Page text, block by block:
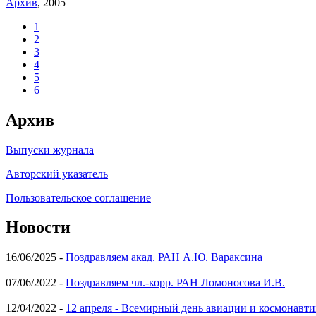
1
2
3
4
5
6
Архив
Выпуски журнала
Авторский указатель
Пользовательское соглашение
Новости
16/06/2025 - Поздравляем акад. РАН А.Ю. Вараксина
07/06/2022 - Поздравляем чл.-корр. РАН Ломоносова И.В.
12/04/2022 - 12 апреля - Всемирный день авиации и